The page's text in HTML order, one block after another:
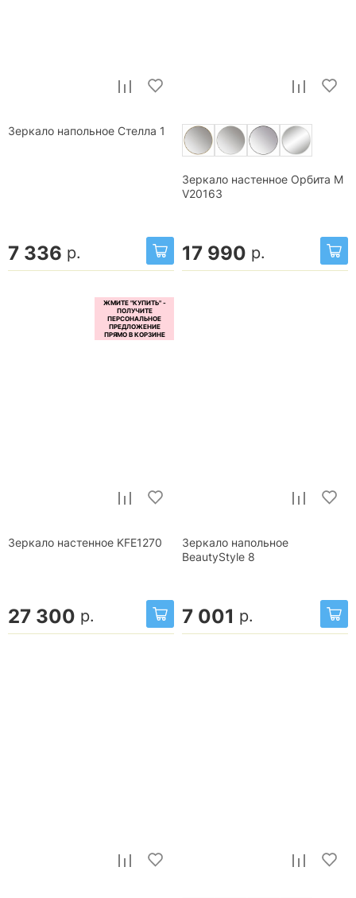
Зеркало напольное Стелла 1
7 336 р.
Зеркало настенное Орбита М
V20163
17 990 р.
Зеркало настенное KFE1270
27 300 р.
Зеркало напольное
BeautyStyle 8
7 001 р.